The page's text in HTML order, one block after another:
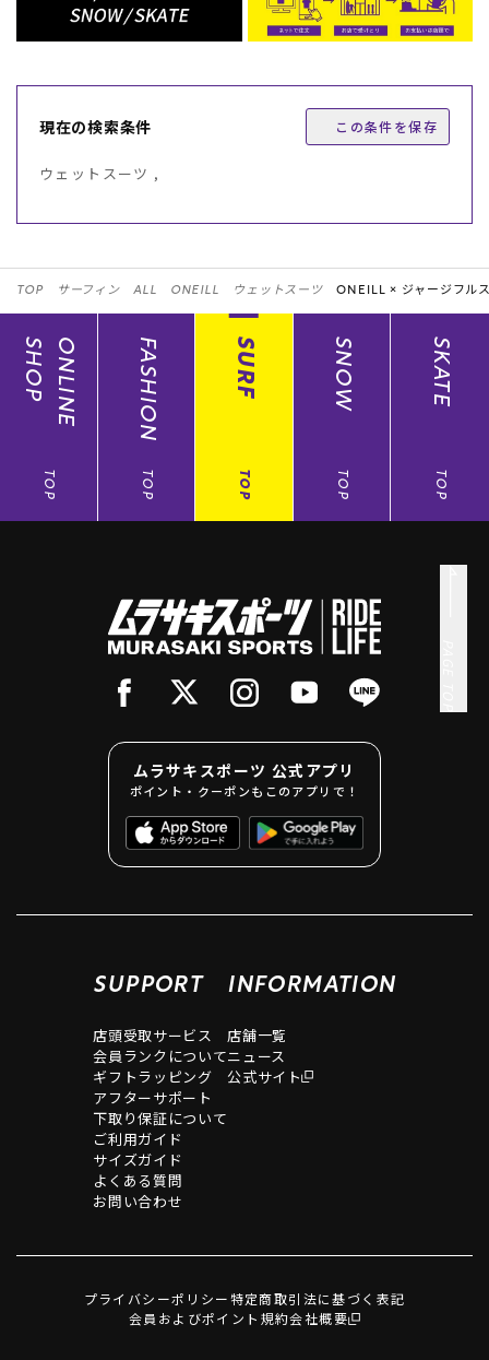
現在の検索条件 この条件を保存
ウェットスーツ ,
TOP サーフィン ALL ONEILL ウェットスーツ ONEILL × ジャージフル
ONLINE
SHOP
TOP
FASHION
TOP
SURF
TOP
SNOW
TOP
SKATE
TOP
ムラサキスポーツ 公式アプリ
ポイント・クーポンもこのアプリで！
SUPPORT
店頭受取サービス
会員ランクについて
ギフトラッピング
アフターサポート
下取り保証について
ご利用ガイド
サイズガイド
よくある質問
お問い合わせ
INFORMATION
店舗一覧
ニュース
公式サイト
プライバシーポリシー特定商取引法に基づく表記
会員およびポイント規約会社概要